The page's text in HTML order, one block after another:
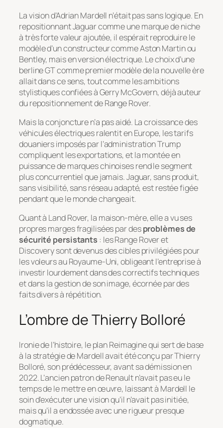
La vision d’Adrian Mardell n’était pas sans logique. En
repositionnant Jaguar comme une marque de niche
à très forte valeur ajoutée, il espérait reproduire le
modèle d’un constructeur comme Aston Martin ou
Bentley, mais en version électrique. Le choix d’une
berline GT comme premier modèle de la nouvelle ère
allait dans ce sens, tout comme les ambitions
stylistiques confiées à Gerry McGovern, déjà auteur
du repositionnement de Range Rover.
Mais la conjoncture n’a pas aidé. La croissance des
véhicules électriques ralentit en Europe, les tarifs
douaniers imposés par l’administration Trump
compliquent les exportations, et la montée en
puissance de marques chinoises rend le segment
plus concurrentiel que jamais. Jaguar, sans produit,
sans visibilité, sans réseau adapté, est restée figée
pendant que le monde changeait.
Quant à Land Rover, la maison-mère, elle a vu ses
propres marges fragilisées par desproblèmes de
sécurité persistants : les Range Rover et
Discovery sont devenus des cibles privilégiées pour
les voleurs au Royaume-Uni, obligeant l’entreprise à
investir lourdement dans des correctifs techniques
et dans la gestion de son image, écornée par des
faits divers à répétition.
L’ombre de Thierry Bolloré
Ironie de l’histoire, le plan Reimagine qui sert de base
à la stratégie de Mardell avait été conçu par Thierry
Bolloré, son prédécesseur, avant sa démission en
2022. L’ancien patron de Renault n’avait pas eu le
temps de le mettre en œuvre, laissant à Mardell le
soin d’exécuter une vision qu’il n’avait pas initiée,
mais qu’il a endossée avec une rigueur presque
dogmatique.